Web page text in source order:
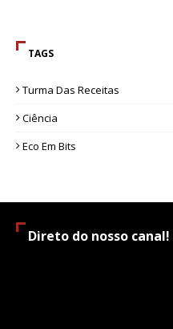
TAGS
Turma Das Receitas
Ciência
Eco Em Bits
Direto do nosso canal!